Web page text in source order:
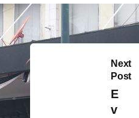
Next
Post
E
v